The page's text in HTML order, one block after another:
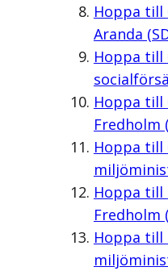
Hoppa till
Aranda
Hoppa till
Hoppa till
Fredholm
Hoppa till
Hoppa till
Fredholm
Hoppa till